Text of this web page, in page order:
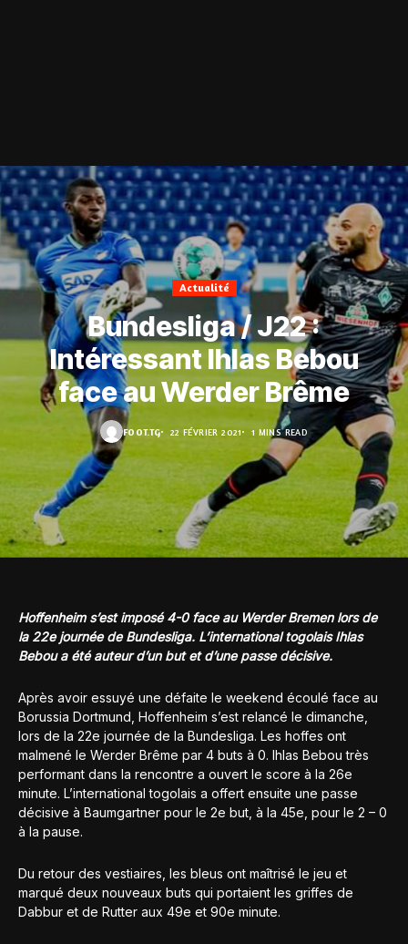
Actualité
Bundesliga / J22 :
Intéressant Ihlas Bebou
face au Werder Brême
FOOT.TG 22 FÉVRIER 2021 1 MINS READ
Hoffenheim s’est imposé 4-0 face au Werder Bremen lors de
la 22e journée de Bundesliga. L’international togolais Ihlas
Bebou a été auteur d’un but et d’une passe décisive.
Après avoir essuyé une défaite le weekend écoulé face au
Borussia Dortmund, Hoffenheim s’est relancé le dimanche,
lors de la 22e journée de la Bundesliga. Les hoffes ont
malmené le Werder Brême par 4 buts à 0. Ihlas Bebou très
performant dans la rencontre a ouvert le score à la 26e
minute. L’international togolais a offert ensuite une passe
décisive à Baumgartner pour le 2e but, à la 45e, pour le 2 – 0
à la pause.
Du retour des vestiaires, les bleus ont maîtrisé le jeu et
marqué deux nouveaux buts qui portaient les griffes de
Dabbur et de Rutter aux 49e et 90e minute.